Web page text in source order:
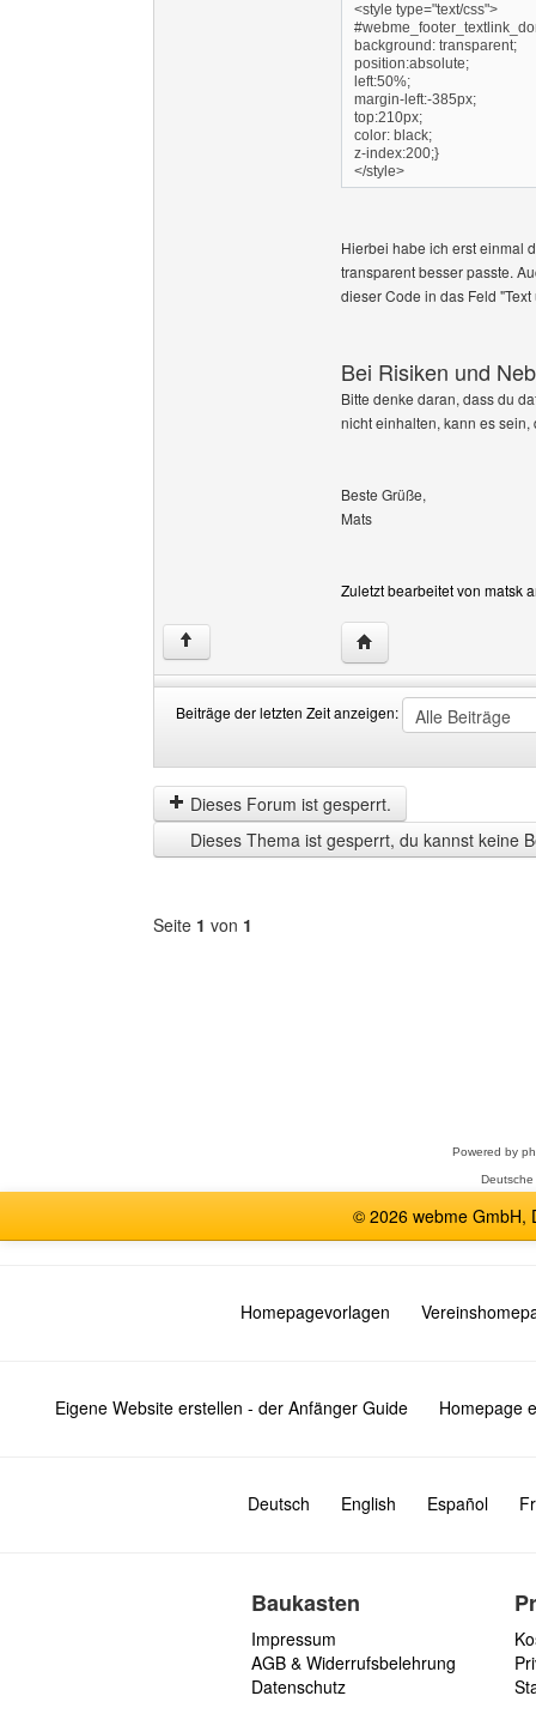
<style type="text/css">
background: transparent;
position:absolute;
left:50%;
margin-left:-385px;
top:210px;
color: black;
z-index:200;}
</style>
Hierbei habe ich erst einmal
transparent besser passte.
dieser Code in das Feld
Bei Risiken und
Bitte denke daran, dass du
nicht einhalten, kann es
Beste Grüße,
Mats
Zuletzt bearbeitet von matsk
↑ Website dieses
Beiträge der letzten Zeit anzeigen:
der
letzten
Zeit
anzeigen
by
Dieses Forum ist gesperrt.
Dieses Thema ist gesperrt, du kannst keine
Seite 1 von 1
Powered by
© 2026 webme GmbH,
Homepagevorlagen
Eigene Website erstellen - der Anfänger Guide Homepage
Deutsch English Español
Baukasten
Impressum
AGB & Widerrufsbelehrung
Datenschutz